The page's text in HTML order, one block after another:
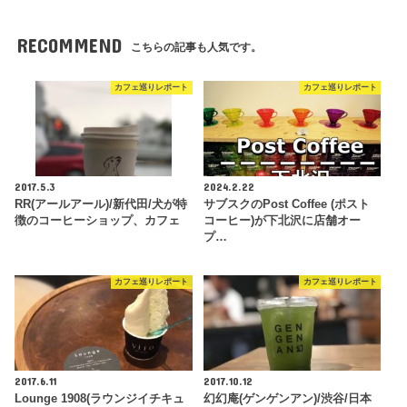
RECOMMEND こちらの記事も人気です。
カフェ巡りレポート
2017.5.3
RR(アールアール)/新代田/犬が特
徴のコーヒーショップ、カフェ
カフェ巡りレポート
2024.2.22
サブスクのPost Coffee (ポスト
コーヒー)が下北沢に店舗オー
プ…
カフェ巡りレポート
2017.6.11
Lounge 1908(ラウンジイチキュ
カフェ巡りレポート
2017.10.12
幻幻庵(ゲンゲンアン)/渋谷/日本